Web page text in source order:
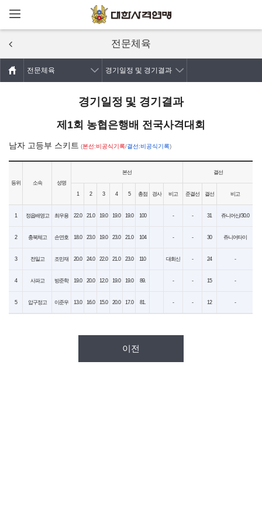
주요콘텐츠로
전문체육
전문체육 경기일정 및 경기결과
경기일정 및 경기결과
제1회 농협은행배 전국사격대회
남자 고등부 스키트(본선:비공식기록/결선:비공식기록)
등위 소속 성명
본선 결선
1 2 3 4 5 총점 경사 비고 준결선 결선 비고
1 정읍배영고 최우용 22.0 21.0 19.0 19.0 19.0 100 - - 31 쥬니어신/30.0
2 충북체고 손연호 18.0 23.0 19.0 23.0 21.0 104 - - 30 쥬니어타이
3 전일고 조민재 20.0 24.0 22.0 21.0 23.0 110 대회신 - 24 -
4 사파고 방준학 19.0 20.0 12.0 19.0 19.0 89. - - 15 -
5 압구정고 이준우 13.0 16.0 15.0 20.0 17.0 81. - - 12 -
이전